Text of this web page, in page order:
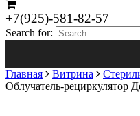
+7(925)-581-82-57
Search for:
Главная Витрина
Облучатель-рециркулятор